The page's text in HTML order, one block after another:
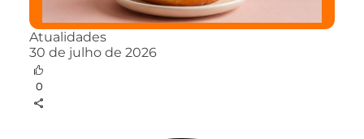
Atualidades
30 de julho de 2026
0